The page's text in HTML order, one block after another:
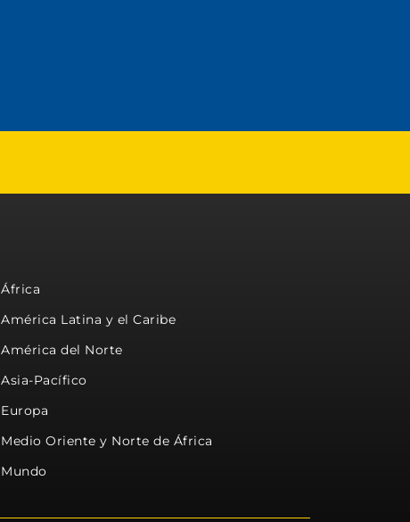
África
América Latina y el Caribe
América del Norte
Asia-Pacífico
Europa
Medio Oriente y Norte de África
Mundo